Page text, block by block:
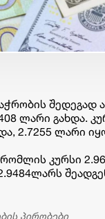
შედეგად
ლარი გახდა.
2.7255 ლარი
კურსი
პირობები